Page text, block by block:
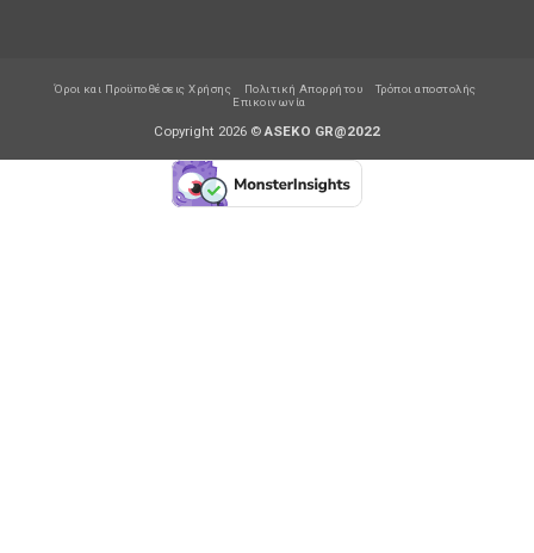
Όροι και Προϋποθέσεις Χρήσης Πολιτική Απορρήτου
Τρόποι αποστολής
Επικοινωνία
Copyright 2026 © ASEKO GR@2022